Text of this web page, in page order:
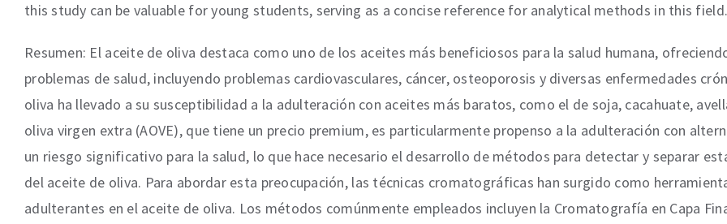
this study can be valuable for young students, serving as a concise reference for analytical methods in this field.
Resumen: El aceite de oliva destaca como uno de los aceites más beneficiosos para la salud humana,
problemas de salud, incluyendo problemas cardiovasculares, cáncer, osteoporosis y diversas enfermedades
oliva ha llevado a su susceptibilidad a la adulteración con aceites más baratos, como el de soja, cacahuate,
oliva virgen extra (AOVE), que tiene un precio premium, es particularmente propenso a la adulteración con
un riesgo significativo para la salud, lo que hace necesario el desarrollo de métodos para detectar y separar
del aceite de oliva. Para abordar esta preocupación, las técnicas cromatográficas han surgido como
adulterantes en el aceite de oliva. Los métodos comúnmente empleados incluyen la Cromatografía en Capa